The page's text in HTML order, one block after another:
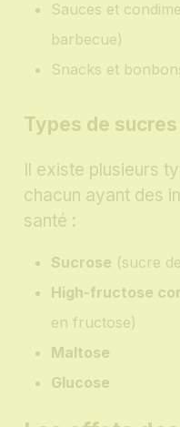
Sauces et
barbecue)
Snacks et
Types de
Il existe plusieurs
chacun ayant des
santé :
Sucrose (sucre
High-fructose
en fructose)
Maltose
Glucose